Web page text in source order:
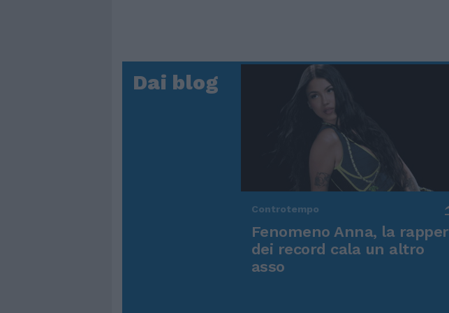
Dai blog
Controtempo
Fenomeno Anna, la rapper
dei record cala un altro
asso